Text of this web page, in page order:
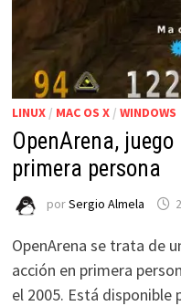
LINUX/ MAC OS X/ WINDOWS
OpenArena,
primera persona
porSergio Almela
OpenArena se trata de
acción en primera
el 2005. Está disponible